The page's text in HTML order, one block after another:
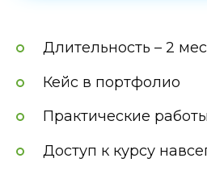
Длительность – 2
Кейс в портфолио
Практические
Доступ к курсу